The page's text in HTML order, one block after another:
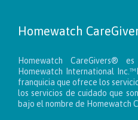
Homewatch
Homewatch CareGivers®
Homewatch International
franquicia que ofrece los
los servicios de cuidado que
bajo el nombre de Homewatch